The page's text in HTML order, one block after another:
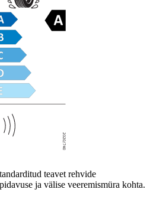
teavet rehvide
ja välise veeremismüra kohta.